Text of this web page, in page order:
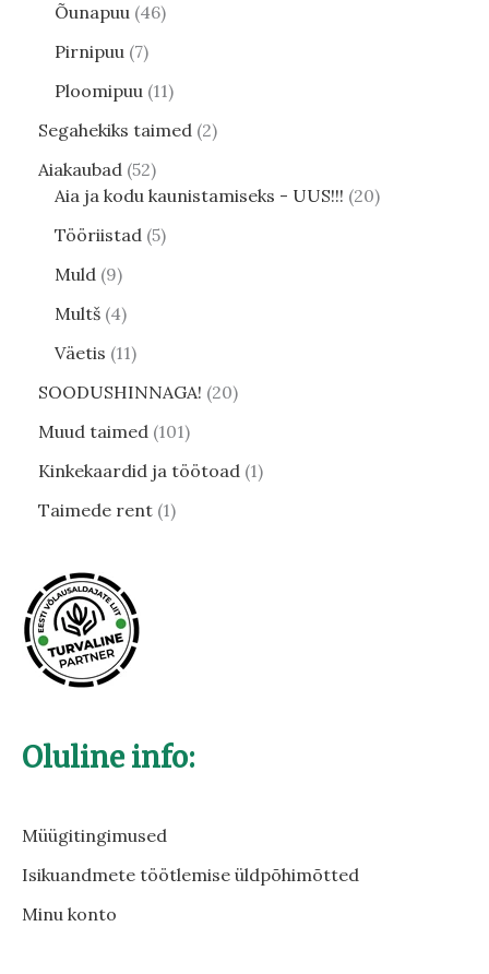
Õunapuu 46
Pirnipuu 7
Ploomipuu 11
Segahekiks taimed 2
Aiakaubad 52
Aia ja kodu kaunistamiseks - UUS!!! 20
Tööriistad 5
Muld 9
Multš 4
Väetis 11
SOODUSHINNAGA! 20
Muud taimed 101
Kinkekaardid ja töötoad 1
Taimede rent 1
Oluline info:
Müügitingimused
Isikuandmete töötlemise üldpõhimõtted
Minu konto